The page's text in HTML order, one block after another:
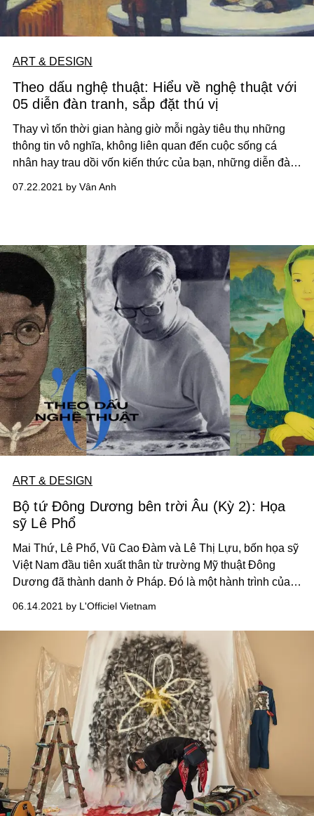
ART & DESIGN
Theo dấu nghệ thuật: Hiểu về nghệ thuật với
05 diễn đàn tranh, sắp đặt thú vị
Thay vì tốn thời gian hàng giờ mỗi ngày tiêu thụ những
thông tin vô nghĩa, không liên quan đến cuộc sống cá
nhân hay trau dồi vốn kiến thức của bạn, những diễn đàn
đến thế giới nghệ thuật, và để khoảng thời gian sử dụng
07.22.2021 by Vân Anh
ART & DESIGN
Bộ tứ Đông Dương bên trời Âu (Kỳ 2): Họa
sỹ Lê Phổ
Mai Thứ, Lê Phổ, Vũ Cao Đàm và Lê Thị Lựu, bốn họa sỹ
Việt Nam đầu tiên xuất thân từ trường Mỹ thuật Đông
Dương đã thành danh ở Pháp. Đó là một hành trình của
06.14.2021 by L'Officiel Vietnam